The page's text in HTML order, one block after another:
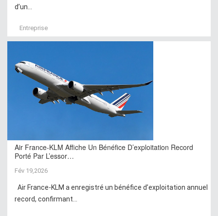
d’un...
Entreprise
Air France-KLM Affiche Un Bénéfice D’exploitation Record
Porté Par L’essor…
Fév 19,2026
Air France-KLM a enregistré un bénéfice d’exploitation annuel
record, confirmant...